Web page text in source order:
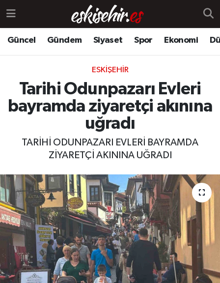
Güncel Gündem Siyaset Spor Ekonomi
ESKIŞEHIR
Tarihi Odunpazarı Evleri
bayramda ziyaretçi akınına
uğradı
TARİHİ ODUNPAZARI EVLERİ BAYRAMDA
ZİYARETÇİ AKININA UĞRADI